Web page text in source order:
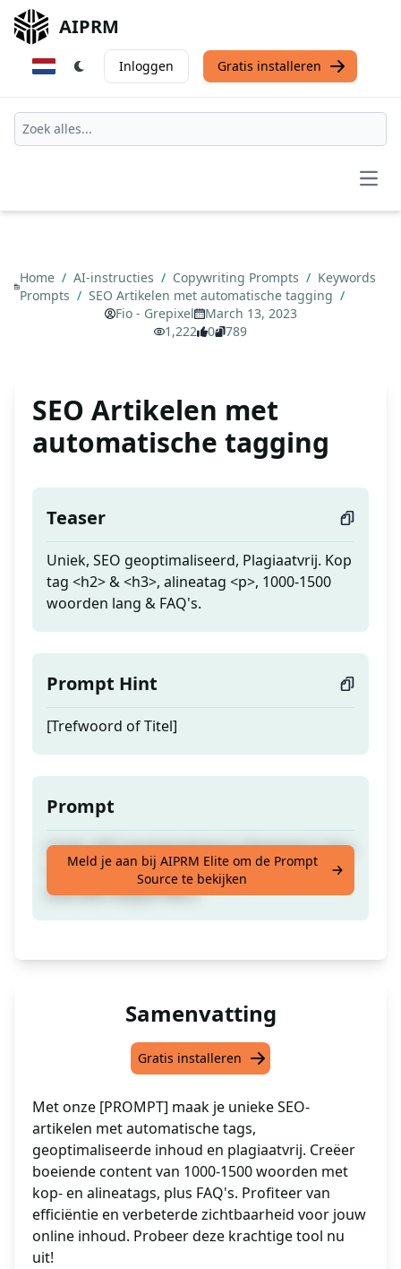
AIPRM
Inloggen Gratis installeren
Home / AI-instructies / Copywriting Prompts / Keywords
Prompts / SEO Artikelen met automatische tagging /
Fio - Grepixel
March 13, 2023
1,222
0 789
SEO Artikelen met
automatische tagging
Teaser
Uniek, SEO geoptimaliseerd, Plagiaatvrij. Kop
tag <h2> & <h3>, alineatag <p>, 1000-1500
woorden lang & FAQ's.
Prompt Hint
[Trefwoord of Titel]
Prompt
Uniek, SEO geoptimaliseerd, Plagiaatvrij. Kop
tag <h2> & <h3>, alineatag <p>, 1000-1500
woorden lang & FAQ's.
Meld je aan bij AIPRM Elite om de Prompt
Source te bekijken
Samenvatting
Gratis installeren
Met onze [PROMPT] maak je unieke SEO-
artikelen met automatische tags,
geoptimaliseerde inhoud en plagiaatvrij. Creëer
boeiende content van 1000-1500 woorden met
kop- en alineatags, plus FAQ's. Profiteer van
efficiëntie en verbeterde zichtbaarheid voor jouw
online inhoud. Probeer deze krachtige tool nu
uit!